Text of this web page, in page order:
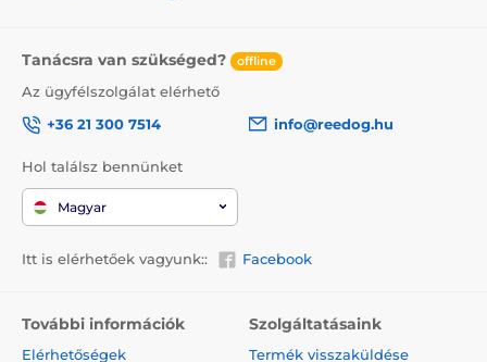
Tanácsra van szükséged? offline
Az ügyfélszolgálat elérhető
+36 21 300 7514
info@reedog.hu
Hol találsz bennünket
Magyar
Itt is elérhetőek vagyunk:: Facebook
További információk
Elérhetőségek
Szolgáltatásaink
Termék visszaküldése